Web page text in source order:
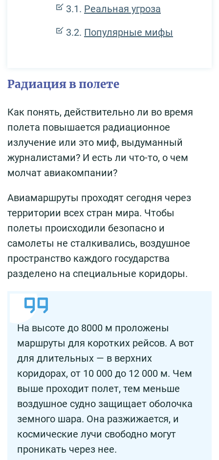
Реальная угроза
Популярные мифы
Радиация в полете
Как понять, действительно ли во время
полета повышается радиационное
излучение или это миф, выдуманный
журналистами? И есть ли что-то, о чем
молчат авиакомпании?
Авиамаршруты проходят сегодня через
территории всех стран мира. Чтобы
полеты происходили безопасно и
самолеты не сталкивались, воздушное
пространство каждого государства
разделено на специальные коридоры.
На высоте до 8000 м проложены
маршруты для коротких рейсов. А вот
для длительных — в верхних
коридорах, от 10 000 до 12 000 м. Чем
выше проходит полет, тем меньше
воздушное судно защищает оболочка
земного шара. Она разжижается, и
космические лучи свободно могут
проникать через нее.